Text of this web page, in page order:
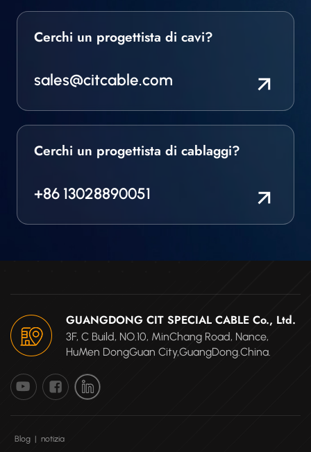
Cerchi un progettista di cavi?
sales@citcable.com
Cerchi un progettista di cablaggi?
+86 13028890051
GUANGDONG CIT SPECIAL CABLE Co., Ltd.
3F, C Build, NO.10, MinChang Road, Nance,
HuMen DongGuan City,GuangDong.China.
Blog | notizia